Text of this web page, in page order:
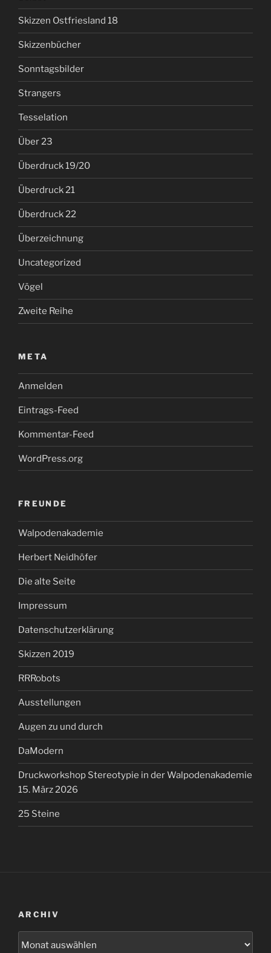
Skizzen Ostfriesland 18
Skizzenbücher
Sonntagsbilder
Strangers
Tesselation
Über 23
Überdruck 19/20
Überdruck 21
Überdruck 22
Überzeichnung
Uncategorized
Vögel
Zweite Reihe
META
Anmelden
Eintrags-Feed
Kommentar-Feed
WordPress.org
FREUNDE
Walpodenakademie
Herbert Neidhöfer
Die alte Seite
Impressum
Datenschutzerklärung
Skizzen 2019
RRRobots
Ausstellungen
Augen zu und durch
DaModern
Druckworkshop Stereotypie in der Walpodenakademie
15. März 2026
25 Steine
ARCHIV